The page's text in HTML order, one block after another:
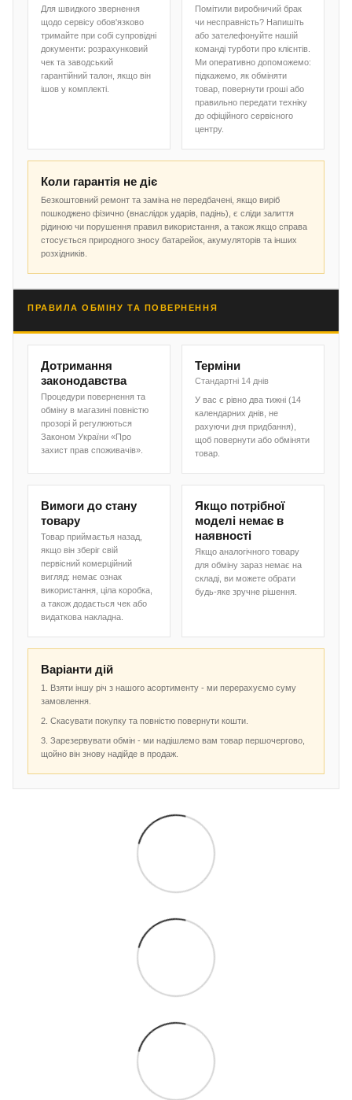
Для швидкого звернення
щодо сервісу обов'язково
тримайте при собі супровідні
документи: розрахунковий
чек та заводський
гарантійний талон, якщо він
ішов у комплекті.
Помітили виробничий брак
чи несправність? Напишіть
або зателефонуйте нашій
команді турботи про клієнтів.
Ми оперативно допоможемо:
підкажемо, як обміняти
товар, повернути гроші або
правильно передати техніку
до офіційного сервісного
центру.
Коли гарантія не діє
Безкоштовний ремонт та заміна не передбачені, якщо виріб
пошкоджено фізично (внаслідок ударів, падінь), є сліди залиття
рідиною чи порушення правил використання, а також якщо справа
стосується природного зносу батарейок, акумуляторів та інших
розхідників.
ПРАВИЛА ОБМІНУ ТА ПОВЕРНЕННЯ
Дотримання
законодавства
Процедури повернення та
обміну в магазині повністю
прозорі й регулюються
Законом України «Про
захист прав споживачів».
Терміни
Стандартні 14 днів
У вас є рівно два тижні (14
календарних днів, не
рахуючи дня придбання),
щоб повернути або обміняти
товар.
Вимоги до стану
товару
Товар приймаєтья назад,
якщо він зберіг свій
первісний комерційний
вигляд: немає ознак
використання, ціла коробка,
а також додається чек або
видаткова накладна.
Якщо потрібної
моделі немає в
наявності
Якщо аналогічного товару
для обміну зараз немає на
складі, ви можете обрати
будь-яке зручне рішення.
Варіанти дій
1. Взяти іншу річ з нашого асортименту - ми перерахуємо суму
замовлення.
2. Скасувати покупку та повністю повернути кошти.
3. Зарезервувати обмін - ми надішлемо вам товар першочергово,
щойно він знову надійде в продаж.